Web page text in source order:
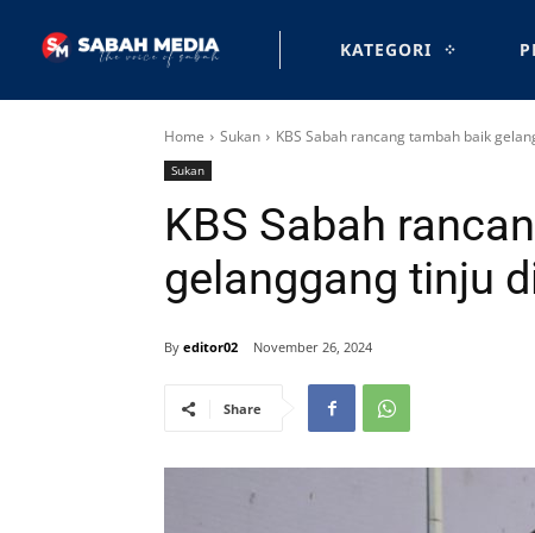
KATEGORI
Home Sukan KBS Sabah rancang tambah baik
Sukan
KBS Sabah
gelanggang tinju
By editor02 November 26, 2024
Share